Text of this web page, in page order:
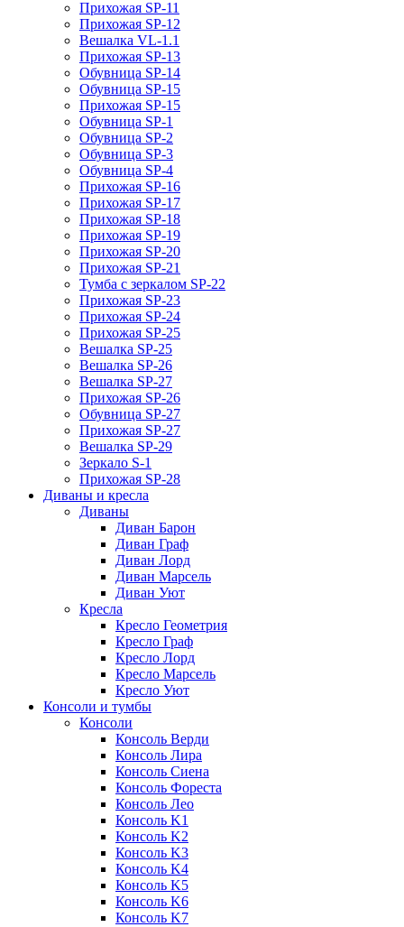
Прихожая SP-11
Прихожая SP-12
Вешалка VL-1.1
Прихожая SP-13
Обувница SP-14
Обувница SP-15
Прихожая SP-15
Обувница SP-1
Обувница SP-2
Обувница SP-3
Обувница SP-4
Прихожая SP-16
Прихожая SP-17
Прихожая SP-18
Прихожая SP-19
Прихожая SP-20
Прихожая SP-21
Тумба с зеркалом SP-22
Прихожая SP-23
Прихожая SP-24
Прихожая SP-25
Вешалка SP-25
Вешалка SP-26
Вешалка SP-27
Прихожая SP-26
Обувница SP-27
Прихожая SP-27
Вешалка SP-29
Зеркало S-1
Прихожая SP-28
Диваны и кресла
Диваны
Диван Барон
Диван Граф
Диван Лорд
Диван Марсель
Диван Уют
Кресла
Кресло Геометрия
Кресло Граф
Кресло Лорд
Кресло Марсель
Кресло Уют
Консоли и тумбы
Консоли
Консоль Верди
Консоль Лира
Консоль Сиена
Консоль Фореста
Консоль Лео
Консоль K1
Консоль K2
Консоль K3
Консоль K4
Консоль K5
Консоль K6
Консоль K7